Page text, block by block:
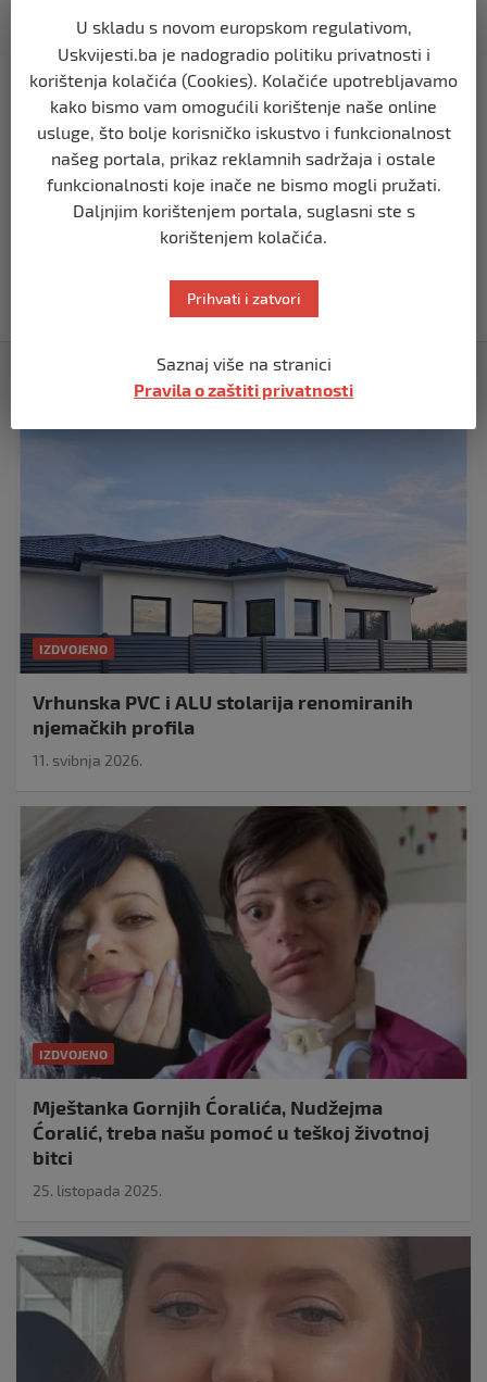
prije 3 mjeseca
BIH
Demantij Federalnog ministarstva
unutrašnjih poslova
prije 5 mjeseci
Akcija SIPA-e: Pretresaju se stambeni i
prije 5 mjeseci
IZDVOJENO
Vrhunska PVC i ALU stolarija renomiranih
njemačkih profila
11. svibnja 2026.
IZDVOJENO
Mještanka Gornjih Ćoralića, Nudžejma
Ćoralić, treba našu pomoć u teškoj životnoj
bitci
25. listopada 2025.
U skladu s novom europskom regulativom,
Uskvijesti.ba je nadogradio politiku privatnosti i
korištenja kolačića (Cookies). Kolačiće upotrebljavamo
kako bismo vam omogućili korištenje naše online
usluge, što bolje korisničko iskustvo i funkcionalnost
našeg portala, prikaz reklamnih sadržaja i ostale
funkcionalnosti koje inače ne bismo mogli pružati.
Daljnjim korištenjem portala, suglasni ste s
korištenjem kolačića.
Prihvati i zatvori
Saznaj više na stranici
Pravila o zaštiti privatnosti